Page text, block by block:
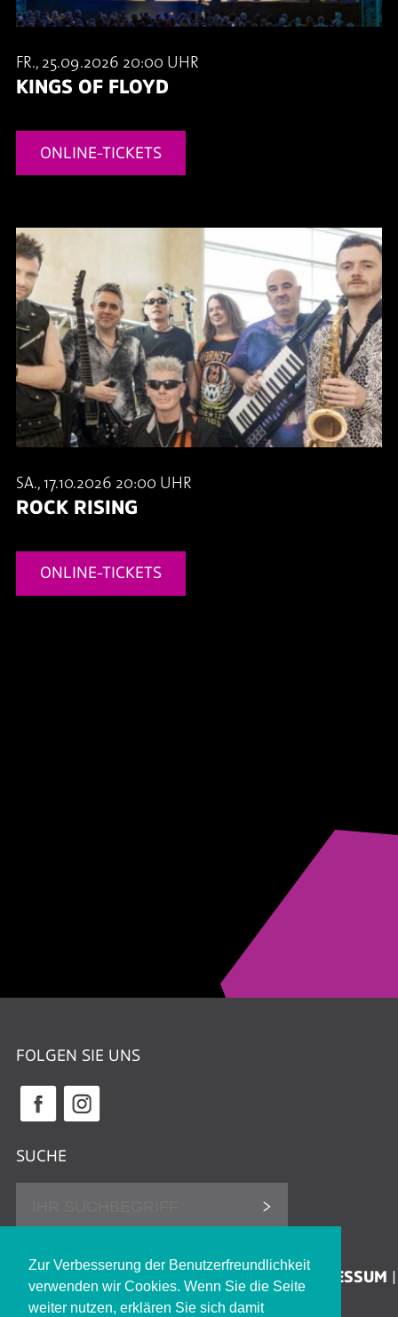
Zur Verbesserung der Benutzerfreundlichkeit
verwenden wir Cookies. Wenn Sie die Seite
weiter nutzen, erklären Sie sich damit
FR., 25.09.2026 20:00 UHR
KINGS OF FLOYD
ONLINE-TICKETS
SA., 17.10.2026 20:00 UHR
ROCK RISING
ONLINE-TICKETS
FOLGEN SIE UNS
SUCHE
DATENSCHUTZHINWEISE
ERKLÄRUNG ZUR BARRIEREFREIHEIT
IMPRESSUM